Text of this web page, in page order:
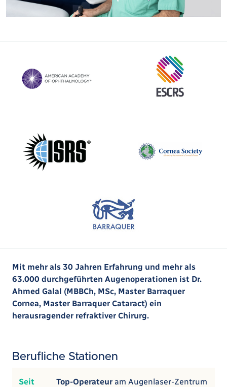
Mit mehr als 30 Jahren Erfahrung und mehr als
63.000 durchgeführten Augenoperationen ist Dr.
Ahmed Galal (MBBCh, MSc, Master Barraquer
Cornea, Master Barraquer Cataract) ein
herausragender refraktiver Chirurg.
Berufliche Stationen
Seit
Top-Operateur am Augenlaser-Zentrum